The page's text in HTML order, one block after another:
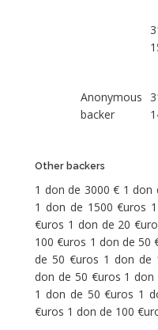
Anonymous
backer
Other backers
1 don de 3000 € 1 don
1 don de 1500 €uros
€uros 1 don de 20
100 €uros 1 don de 50
de 50 €uros 1 don de
don de 50 €uros 1
1 don de 50 €uros 1
€uros 1 don de 100